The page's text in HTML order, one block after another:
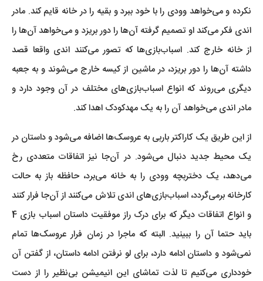
نکرده و می‌خواهد وودی را با خود ببرد و بقیه را در خانه قایم کند. مادر
اندی فکر می‌کند او تصمیم گرفته آن‌ها را دور بریزد و می‌خواهد آن‌ها را
از خانه خارج کند. اسباب‌بازی‌ها که تصور می‌کنند اندی واقعا قصد
داشته آن‌ها را دور بریزد، در ماشین از کیسه خارج می‌شوند و به جعبه
دیگری می‌روند که انواع اسباب‌بازی‌های مختلف در آن وجود دارد و
مادر اندی می‌خواهد آن را به یک مهدکودک اهدا کند.
از این طریق یک کاراکتر باربی به عروسک‌ها اضافه می‌شود و داستان در
یک محیط جدید دنبال می‌شود. در آن‌جا نیز اتفاقات متعددی رخ
می‌دهد، یک دختربچه وودی را به خانه می‌برد، حافظه باز به حالت
کارخانه برمی‌گردد، اسباب‌بازی‌های اندی تلاش می‌کنند از آن‌جا فرار کنند
و انواع اتفاقات دیگر که برای درک راز موفقیت داستان اسباب بازی 4
باید حتما آن را ببینید. البته که ماجرا در زمان فرار عروسک‌ها تمام
نمی‌شود و داستان ادامه دارد، برای لو نرفتن ادامه داستان، از گفتن آن
خودداری می‌کنیم تا لذت تماشای این انیمیشن بی‌نظیر را از دست